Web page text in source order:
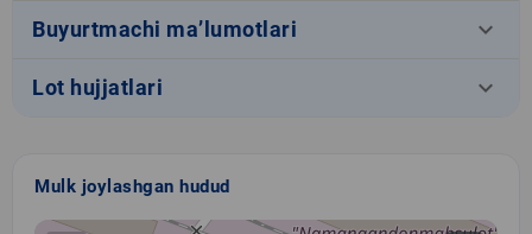
Buyurtmachi ma’lumotlari keyboard_arrow_down
Lot hujjatlari keyboard_arrow_down
Mulk joylashgan hudud